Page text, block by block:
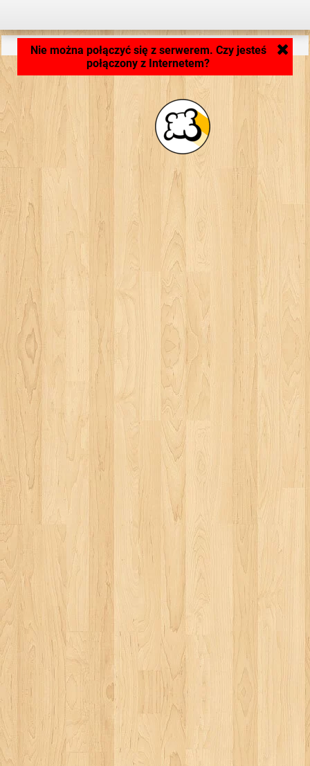
Ładowanie aplikacji... ...